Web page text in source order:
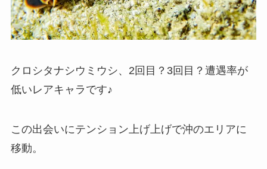
クロシタナシウミウシ、2回目？3回目？遭遇率が
低いレアキャラです♪
この出会いにテンション上げ上げで沖のエリアに
移動。